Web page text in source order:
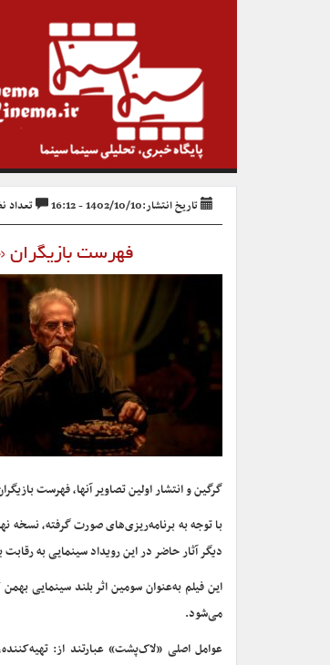
تاریخ انتشار:1402/10/10 - 16:12 تعداد
فهرست بازیگران
گرگین و انتشار اولین تصاویر آنها، فهرست
با توجه به برنامه‌ریزی‌های صورت گرفته، نسخه
دیگر آثار حاضر در این رویداد سینمایی به رقابت
این فیلم به‌عنوان سومین اثر بلند سینمایی
می‌شود.
عوامل اصلی «لاک‌پشت» عبارتند از: